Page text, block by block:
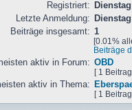
Registriert:
Letzte Anmeldung:
Beiträge insgesamt: 1
[0.01%
Beiträge
aktiv in Forum: OBD
[ 1
aktiv in Thema:
[ 1